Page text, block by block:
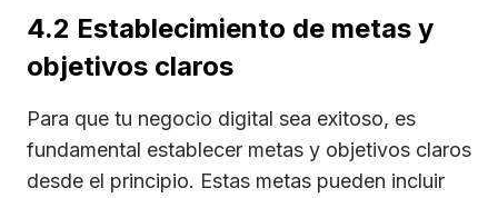
4.2 Establecimiento de metas y
objetivos claros
Para que tu negocio digital sea exitoso, es
fundamental establecer metas y objetivos claros
desde el principio. Estas metas pueden incluir